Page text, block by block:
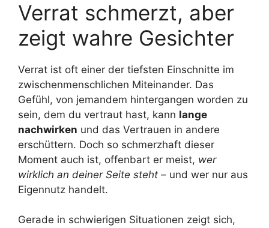
Verrat schmerzt, aber
zeigt wahre Gesichter
Verrat ist oft einer der tiefsten Einschnitte im
zwischenmenschlichen Miteinander. Das
Gefühl, von jemandem hintergangen worden zu
sein, dem du vertraut hast, kann lange
nachwirken und das Vertrauen in andere
erschüttern. Doch so schmerzhaft dieser
Moment auch ist, offenbart er meist, wer
wirklich an deiner Seite steht – und wer nur aus
Eigennutz handelt.
Gerade in schwierigen Situationen zeigt sich,